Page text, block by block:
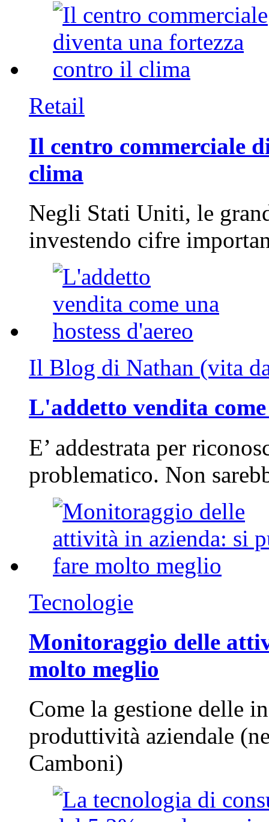
Retail
Il centro commerciale
clima
Negli Stati Uniti, le
investendo cifre
Il Blog di Nathan (vita
L'addetto vendita
E’ addestrata per
problematico. Non
Tecnologie
Monitoraggio delle
molto meglio
Come la gestione delle
produttività aziendale
Camboni)